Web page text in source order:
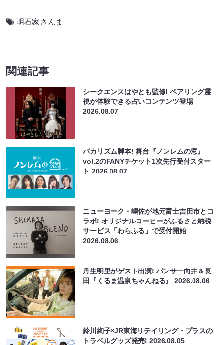
明石家さんま
関連記事
シークエンスはやとも監修! ペアリング霊
視が体験できる占いコンテンツ登場
2026.08.07
バカリズム脚本! 舞台『ノンレムの窓』
vol.2のFANYチケット1次先行受付スター
ト2026.08.07
ニューヨーク・嶋佐が地元富士吉田市とコ
ラボ! オリジナルコーヒーがふるさと納税
サービス「わらふる」で受付開始
2026.08.06
丹生明里がゲスト出演! パンサー向井＆長
田『くるま温泉ちゃんねる』2026.08.06
鈴川絢子×JR東海リテイリング・プラスの
トラベルグッズ発売!2026.08.05